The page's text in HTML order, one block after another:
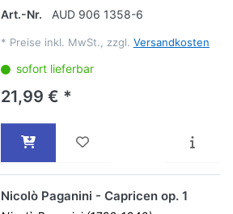
Art.-Nr.
AUD 906 1358-6
* Preise inkl. MwSt., zzgl. Versandkosten
sofort lieferbar
21,99 € *
Nicolò Paganini - Capricen op. 1